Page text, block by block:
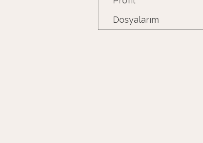
Dosyalarım